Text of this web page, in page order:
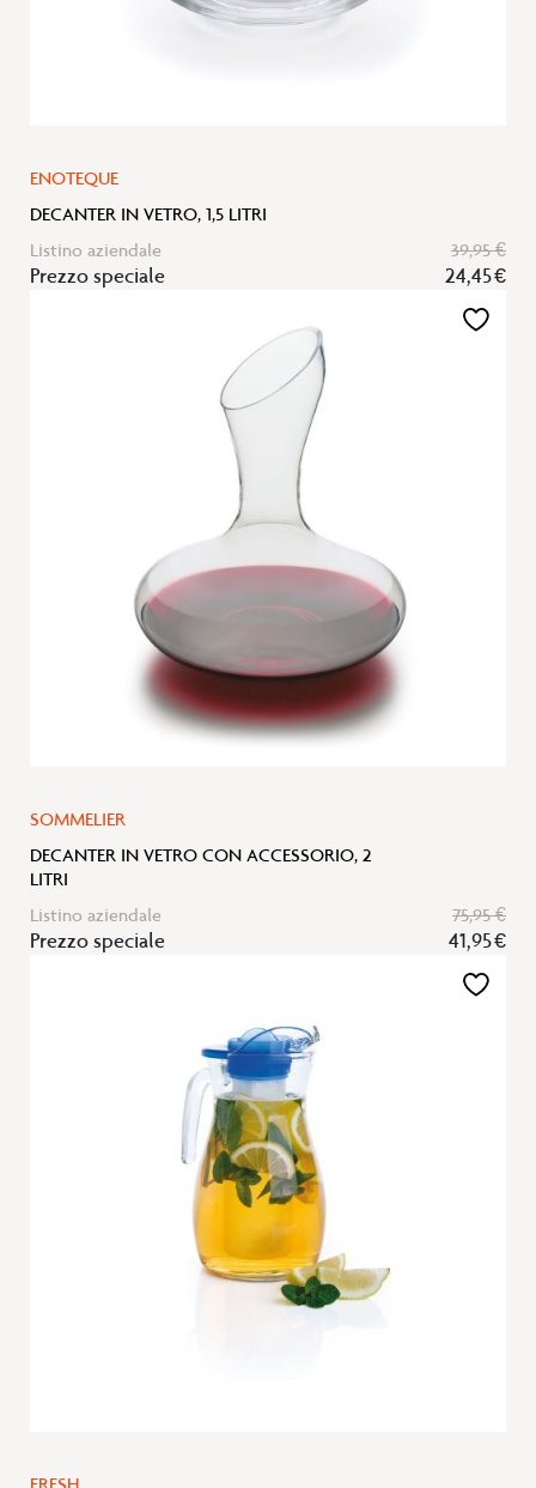
ENOTEQUE
DECANTER IN VETRO, 1,5 LITRI
Listino aziendale
39,95 €
Prezzo speciale 24,45 €
SOMMELIER
DECANTER IN VETRO CON ACCESSORIO, 2
LITRI
Listino aziendale
75,95 €
Prezzo speciale 41,95 €
Aggiungi
Aggiungi